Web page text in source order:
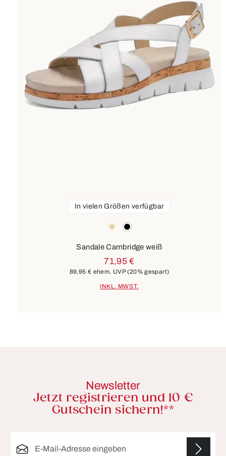
beigeschwarz
In vielen Größen verfügbar
Sandale Cambridge weiß
71,95 €
89,95 € ehem. UVP(20% gespart)
INKL. MWST.
Newsletter
Jetzt registrieren und 10 €
Gutschein sichern!**